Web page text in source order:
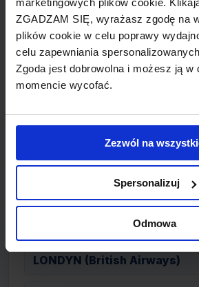
ZGADZAM SIĘ, wyrażasz zgodę na
plików cookie w celu poprawy
celu zapewniania
Zgoda jest dobrowolna i możesz ją w
momencie wycofać.
Zezwól na
Spersonalizuj
Odmowa
(Virgin Atlantic)
bilety lotnicze z
ANTIGUA (Virgin Atlantic)
FRANKFURT (Lufthansa)
bilety lotnicze z
HAVANA (Virgin Atlantic)
bilety lotnicze z
WASZYNGTON (Virgin
LONDYN (British Airways)